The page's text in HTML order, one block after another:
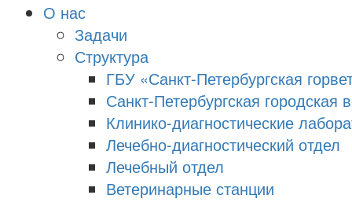
О нас
Задачи
Структура
ГБУ «Санкт-Петербургская
Санкт-Петербургская
Клинико-диагностические
Лечебно-диагностический отдел
Лечебный отдел
Ветеринарные станции